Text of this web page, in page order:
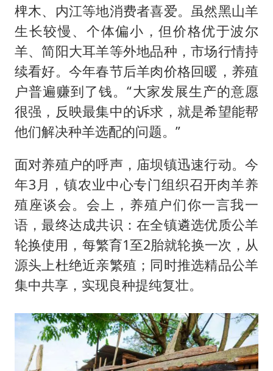
椑木、内江等地消费者喜爱。虽然黑山羊
生长较慢、个体偏小，但价格优于波尔
羊、简阳大耳羊等外地品种，市场行情持
续看好。今年春节后羊肉价格回暖，养殖
户普遍赚到了钱。“大家发展生产的意愿
很强，反映最集中的诉求，就是希望能帮
他们解决种羊选配的问题。”
面对养殖户的呼声，庙坝镇迅速行动。今
年3月，镇农业中心专门组织召开肉羊养
殖座谈会。会上，养殖户们你一言我一
语，最终达成共识：在全镇遴选优质公羊
轮换使用，每繁育1至2胎就轮换一次，从
源头上杜绝近亲繁殖；同时推选精品公羊
集中共享，实现良种提纯复壮。